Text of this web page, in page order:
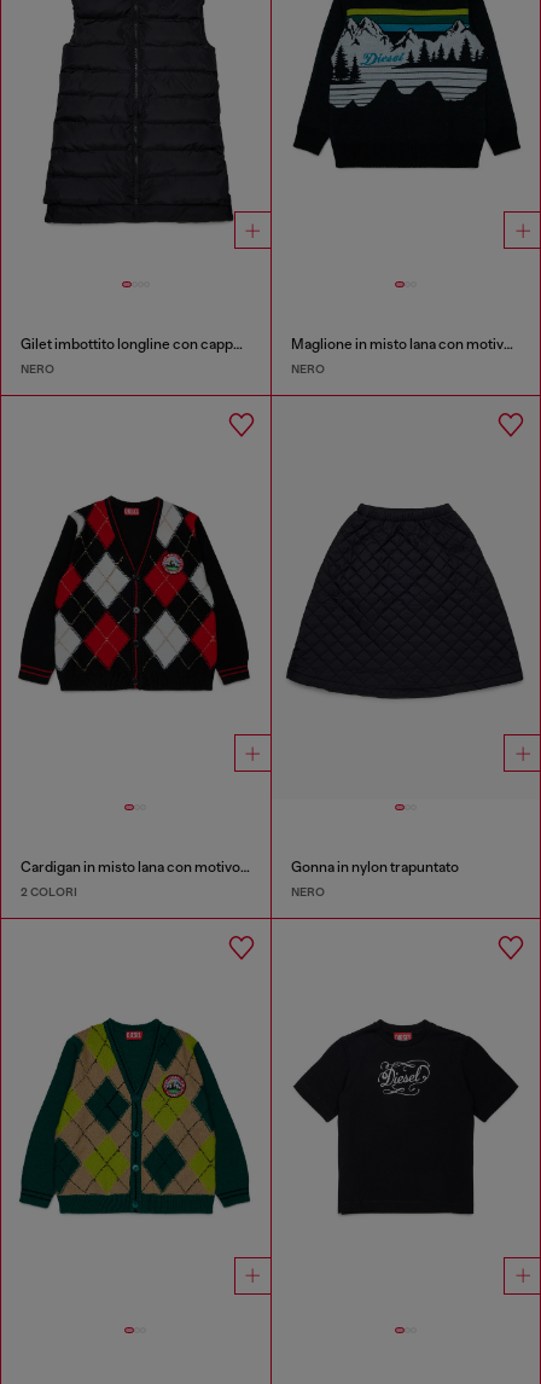
Gilet imbottito longline con cappuccio
NERO
Maglione in misto lana con motivo montagna
NERO
Cardigan in misto lana con motivo argyle
2 COLORI
Gonna in nylon trapuntato
NERO